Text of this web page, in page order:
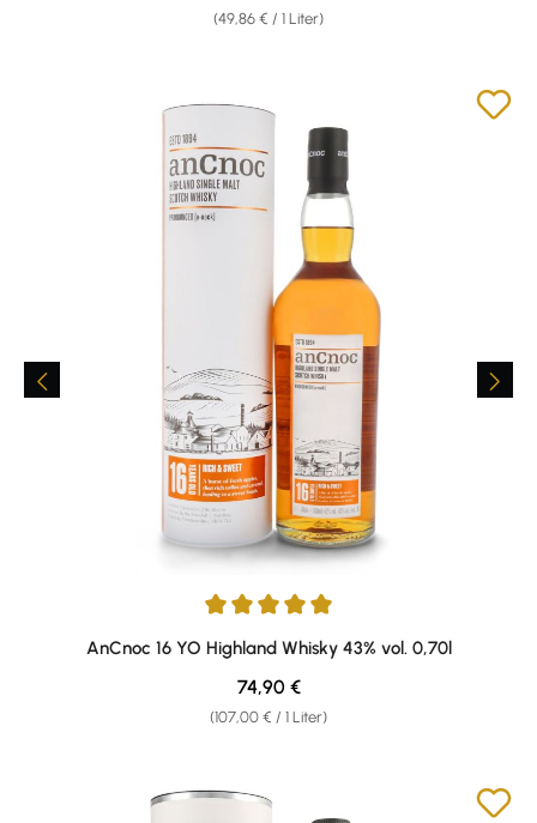
(49,86 € / 1 Liter)
Durchschnittliche Bewertung von 5 von 5 Sternen
AnCnoc 16 YO Highland Whisky 43% vol. 0,70l
(107,00 € / 1 Liter)
Regulärer Preis:
74,90 €